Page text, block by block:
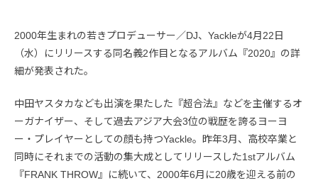
2000年生まれの若きプロデューサー／DJ、Yackleが4月22日
（水）にリリースする同名義2作目となるアルバム『2020』の詳
細が発表された。
中田ヤスタカなども出演を果たした『超合法』などを主催するオ
ーガナイザー、そして過去アジア大会3位の戦歴を誇るヨーヨ
ー・プレイヤーとしての顔も持つYackle。昨年3月、高校卒業と
同時にそれまでの活動の集大成としてリリースした1stアルバム
『FRANK THROW』に続いて、2000年6月に20歳を迎える前の